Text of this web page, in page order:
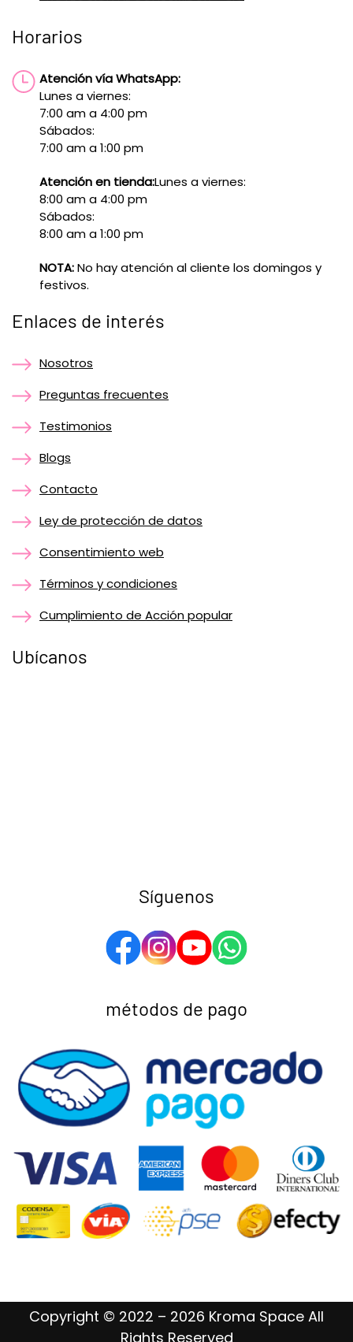
Horarios
Atención vía WhatsApp:
Lunes a viernes:
7:00 am a 4:00 pm
Sábados:
7:00 am a 1:00 pm
Atención en tienda:Lunes a viernes:
8:00 am a 4:00 pm
Sábados:
8:00 am a 1:00 pm
NOTA:No hay atención al cliente los domingos y
festivos.
Enlaces de interés
Nosotros
Preguntas frecuentes
Testimonios
Blogs
Contacto
Ley de protección de datos
Consentimiento web
Términos y condiciones
Cumplimiento de Acción popular
Ubícanos
Síguenos
métodos de pago
Copyright © 2022 – 2026 Kroma Space All
Rights Reserved